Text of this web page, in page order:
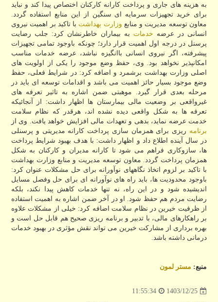
به هزینه های جاری و پرداخت کارانه کارکنان اختصاص پیدا کند و نباید
برای خرید تجهیزات سرمایه ای سنگین از این منابع استفاده گردد.
معاون توسعه مدیریت و منابع وزارت بهداشت با تاکید بر اهمیت نیروی
انسانی در عرضه خدمات به بیماران خاطرنشان کرد: جلب رضایت
پرسنل در درجه اول اهمیت قرار دارد؛ چونکه باوجود تمامی تجهیزات
پیشرفته، اگر نیروی انسانی باانگیزه نباشد، عرضه خدمات مناسب
امکانپذیر نخواهد بود. وی، حفظ وضع موجود را یکی از اولویت های
اصلی وزارت بهداشت برشمرد و اضافه کرد: در شرایط فعلی، حفظ
وضع موجود بسیار حائز اهمیت می باشد و اقدامات توسعه ای باید در
مرحله بعدی قرار گیرد. موهبتی ضمن اشاره به تاثیر تعرفه های
غیرواقعی بر وضعیت مالی بیمارستان ها اظهار داشت: از آنجائیکه
تعرفه ها به شکل واقعی دیده نشده اند، هرقدر که نظام سلامت
خدمت عرضه نماید، بدهی و تعهدات مالی افزایش خواهد یافت. وی از
برنامه ریزی برای همزمان سازی پرداخت کارانه مدیریتی و پرسنلی
در سال آینده اطلاع داد و اظهار داشت: با هدف بهبود شرایط پرداخت
ها، سازوکاری فراهم می شود تا کارانه مدیران و کارکنان به شکل
همزمان پرداخت گردد. معاون توسعه مدیریت و منابع وزارت بهداشت
با تاکید بر لزوم اتخاذ نگاههای نوآورانه برای حل مشکلات عنوان کرد:
باوجود محدودیت ها، باید راه های نوآورانه ای برای حل وفصل مسایل
اندیشیده شود و در این راه، نه تنها خدمات کاهش پیدا نکند، بلکه
رضایت مردم هم حفظ شود. او در آخر ضمن اشاره به اهمیت استفاده
از ظرفیت خیرین در نظام سلامت اضافه کرد: خیلی از مشکلات علاوه
بر راهکارهای مالی، با تدبیر و برنامه ریزی صحیح هم قابل حل است و
بهره برداری از مشارکت خیرین می تواند نقش مؤثری در بهبود خدمات
درمانی داشته باشد.
منبع: مستر لمون
1403/12/25
11:55:34